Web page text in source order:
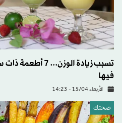
تسبب زيادة
فيها
الأربعاء 15/04 - 14:23
صحتك